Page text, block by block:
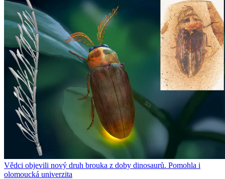
Vědci objevili nový druh brouka z doby dinosaurů. Pomohla i
olomoucká univerzita